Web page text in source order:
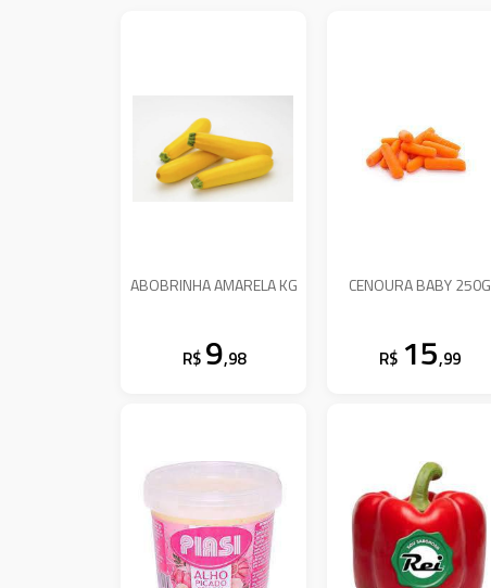
ABOBRINHA AMARELA KG
R$ 9,98
CENOURA BABY 250G
R$ 15,99